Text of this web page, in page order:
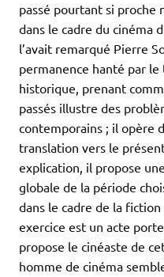
passé pourtant si proche
dans le cadre du cinéma
l’avait remarqué Pierre
permanence hanté par
historique, prenant
passés illustre des
contemporains ; il opère
translation vers le
explication, il propose
globale de la période
dans le cadre de la
exercice est un acte
propose le cinéaste de
homme de cinéma